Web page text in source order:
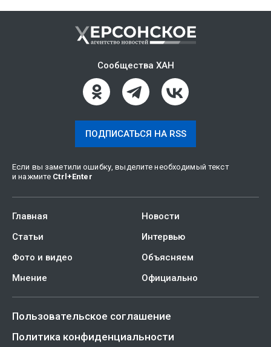
Сообщества ХАН
ПОДПИСАТЬСЯ НА RSS
Если вы заметили ошибку, выделите необходимый текст
и нажмите Ctrl +Enter
Главная
Новости
Статьи
Интервью
Фото и видео
Объясняем
Мнение
Официально
Пользовательское соглашение
Политика конфиденциальности